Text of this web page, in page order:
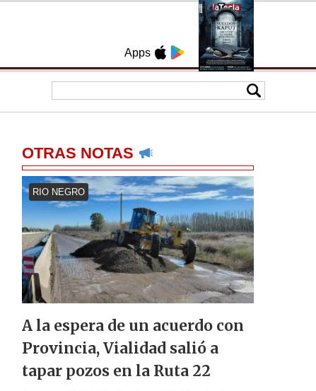
Apps
OTRAS NOTAS
RIO NEGRO
A la espera de un acuerdo con
Provincia, Vialidad salió a
tapar pozos en la Ruta 22